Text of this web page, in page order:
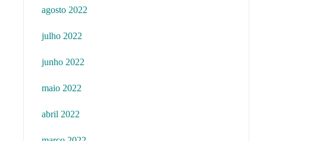
agosto 2022
julho 2022
junho 2022
maio 2022
abril 2022